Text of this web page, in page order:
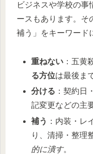
ビジネスや学校の事
ースもあります。そ
補う」をキーワード
重ねない ：五黄
る方位は最後ま
分ける ：契約日
記変更などの主
補う ：内装・レ
り、清掃・整理
的に潰す。